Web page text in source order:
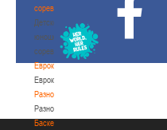
соревнования
Детско-
юношеские
соревнования
Еврокубки
Еврокубки
Разное
Разное
Баскетбол